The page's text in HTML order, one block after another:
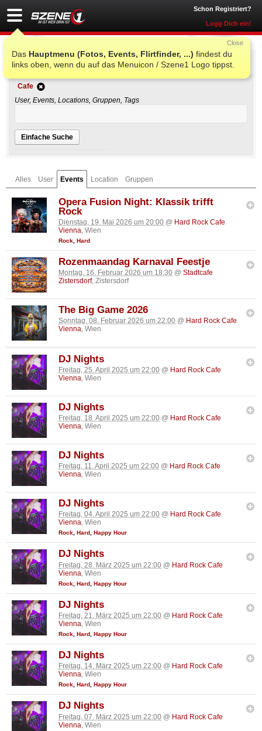
Schon Registriert?
Logg Dich ein!
Das Hauptmenu (Fotos, Events, Flirtfinder, ...) findest du
links oben, wenn du auf das Menuicon / Szene1 Logo tippst.
Close
Einfache Suche
Cafe
User, Events, Locations, Gruppen, Tags
Einfache Suche
Alles User Events Location Gruppen
Opera Fusion Night: Klassik trifft
Rock
Dienstag, 19. Mai 2026 um 20:00 @ Hard Rock Cafe
Vienna, Wien
Rock Hard
Rozenmaandag Karnaval Feestje
Montag, 16. Februar 2026 um 18:30 @ Stadtcafe
Zistersdorf, Zistersdorf
The Big Game 2026
Sonntag, 08. Februar 2026 um 22:00 @ Hard Rock Cafe
Vienna, Wien
DJ Nights
Freitag, 25. April 2025 um 22:00 @ Hard Rock Cafe
Vienna, Wien
DJ Nights
Freitag, 18. April 2025 um 22:00 @ Hard Rock Cafe
Vienna, Wien
DJ Nights
Freitag, 11. April 2025 um 22:00 @ Hard Rock Cafe
Vienna, Wien
DJ Nights
Freitag, 04. April 2025 um 22:00 @ Hard Rock Cafe
Vienna, Wien
Rock, Hard, Happy Hour
DJ Nights
Freitag, 28. März 2025 um 22:00 @ Hard Rock Cafe
Vienna , Wien
Rock Hard Happy Hour
DJ Nights
Freitag, 21. März 2025 um 22:00 @ Hard Rock Cafe
Vienna, Wien
Rock Hard Happy Hour
DJ Nights
Freitag, 14. März 2025 um 22:00 @ Hard Rock Cafe
Vienna, Wien
Rock, Hard, Happy Hour
DJ Nights
Freitag, 07. März 2025 um 22:00 @ Hard Rock Cafe
Vienna , Wien